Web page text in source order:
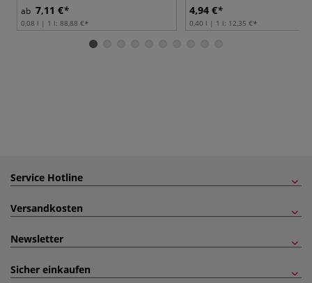
ab 7,11 €
0,08 l | 1 l: 88,88 €
4,94 €
0,40 l | 1 l: 12,35 €
Service Hotline
Versandkosten
Newsletter
Sicher einkaufen